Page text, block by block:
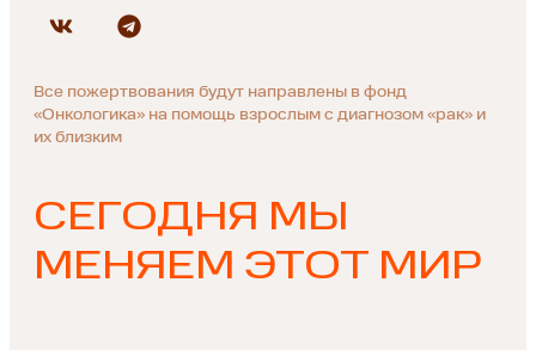
Все пожертвования будут направлены в фонд
«Онкологика» на помощь взрослым с диагнозом «рак» и
их близким
СЕГОДНЯ МЫ
МЕНЯЕМ ЭТОТ МИР